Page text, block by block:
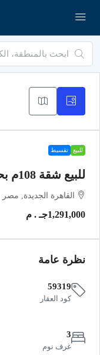
للبيع تقسيط
للبيع شقة 108م بحديقة في مدينتي B14
القاهرة الجديدة, مصر
1,291,000جـ . م
نظرة عامة
59319
كود العقار
3
غرف نوم